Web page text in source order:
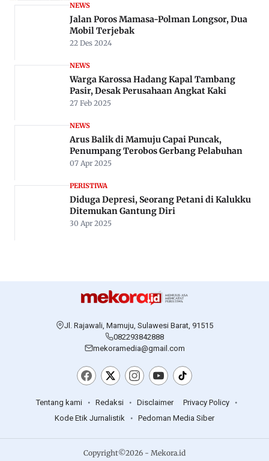
NEWS
Jalan Poros Mamasa-Polman Longsor, Dua
Mobil Terjebak
22 Des 2024
NEWS
Warga Karossa Hadang Kapal Tambang
Pasir, Desak Perusahaan Angkat Kaki
27 Feb 2025
NEWS
Arus Balik di Mamuju Capai Puncak,
Penumpang Terobos Gerbang Pelabuhan
07 Apr 2025
PERISTIWA
Diduga Depresi, Seorang Petani di Kalukku
Ditemukan Gantung Diri
30 Apr 2025
Jl. Rajawali, Mamuju, Sulawesi Barat, 91515
082293842888
mekoramedia@gmail.com
Tentang kami Redaksi Disclaimer
Privacy Policy
Kode Etik Jurnalistik
Pedoman Media Siber
Copyright©2026 - Mekora.id